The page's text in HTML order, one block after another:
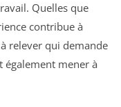
Quelles que
contribue à
relever qui demande
mener à